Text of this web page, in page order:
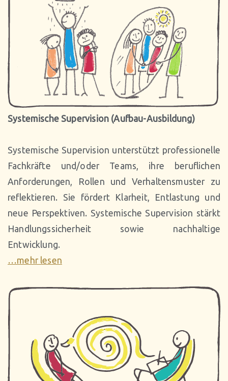
Systemische Supervision (Aufbau-Ausbildung)
Systemische Supervision unterstützt professionelle
Fachkräfte und/oder Teams, ihre beruflichen
Anforderungen, Rollen und Verhaltensmuster zu
reflektieren. Sie fördert Klarheit, Entlastung und
neue Perspektiven. Systemische Supervision stärkt
Handlungssicherheit sowie nachhaltige
Entwicklung.
…mehr lesen